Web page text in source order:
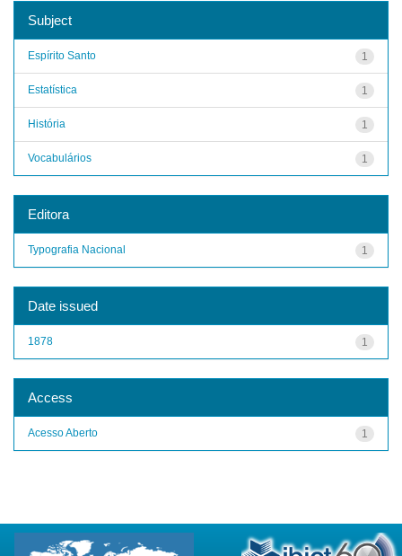
Subject
1
Espírito Santo
1
Estatística
1
História
1
Vocabulários
Editora
1
Typografia Nacional
Date issued
1
1878
Access
1
Acesso Aberto